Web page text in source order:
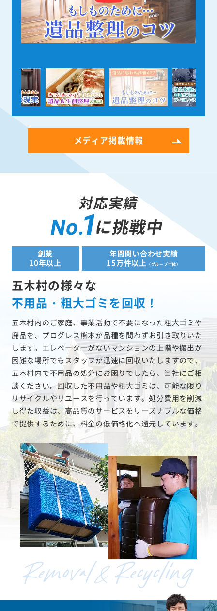
メディア掲載情報
対応実績
No.1に挑戦中
創業
10年以上
年間問い合わせ実績
15万件以上
（グループ全体）
五木村の様々な
不用品・粗大ゴミを回収！
五木村内のご家庭、事業活動で不要になった粗大ゴミや
廃品を、プログレス熊本が品種を問わずお引き取りいた
します。エレベーターがないマンションの上階や搬出が
困難な場所でもスタッフが迅速に回収いたしますので、
五木村内で不用品の処分にお困りでしたら、当社にご相
談ください。回収した不用品や粗大ゴミは、可能な限り
リサイクルやリユースを行っています。処分費用を削減
し得た収益は、高品質のサービスをリーズナブルな価格
で提供するために、料金の低価格化へ還元しています。